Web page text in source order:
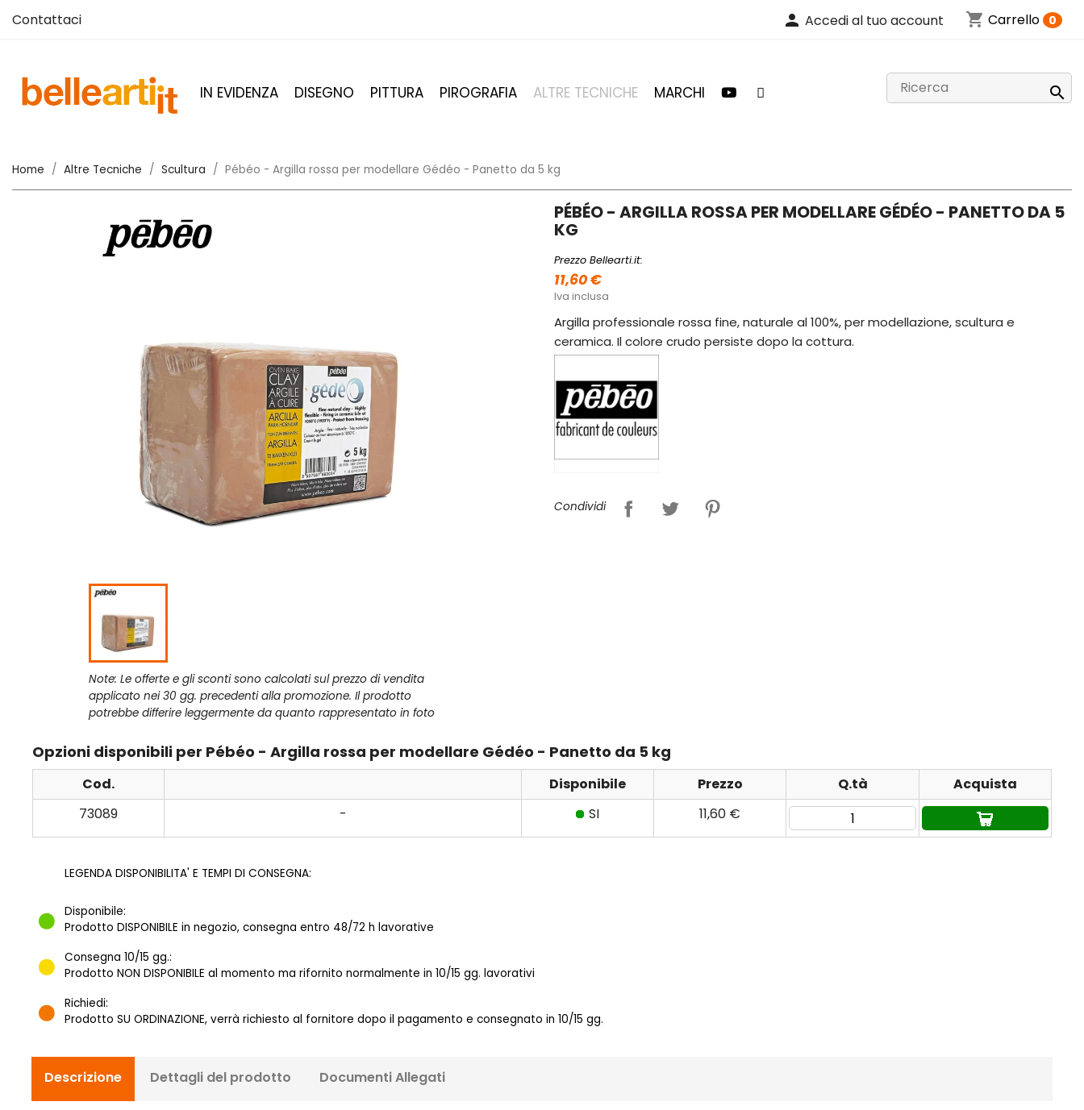
Contattaci person Accedi al tuo account shopping_cart Carrello 0
IN EVIDENZA DISEGNO PITTURA PIROGRAFIA ALTRE TECNICHE MARCHI 
Home Altre Tecniche Scultura Pébéo - Argilla rossa per modellare Gédéo - Panetto da 5 kg
Note: Le offerte e gli sconti sono calcolati sul prezzo di vendita
applicato nei 30 gg. precedenti alla promozione. Il prodotto
potrebbe differire leggermente da quanto rappresentato in foto
PÉBÉO - ARGILLA ROSSA PER MODELLARE GÉDÉO - PANETTO DA 5
KG
Prezzo Bellearti.it:
11,60 €
Iva inclusa
Argilla professionale rossa fine, naturale al 100%, per modellazione, scultura e
ceramica. Il colore crudo persiste dopo la cottura.
Condividi
Opzioni disponibili per Pébéo - Argilla rossa per modellare Gédéo - Panetto da 5 kg
Cod. Disponibile Prezzo Q.tà
Acquista
73089
- SI 11,60 €
LEGENDA DISPONIBILITA' E TEMPI DI CONSEGNA:
Disponibile:
Prodotto DISPONIBILE in negozio, consegna entro 48/72 h lavorative
Consegna 10/15 gg.:
Prodotto NON DISPONIBILE al momento ma rifornito normalmente in 10/15 gg. lavorativi
Richiedi:
Prodotto SU ORDINAZIONE, verrà richiesto al fornitore dopo il pagamento e consegnato in 10/15 gg.
Descrizione Dettagli del prodotto Documenti Allegati